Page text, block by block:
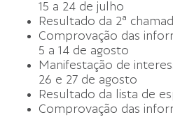
15 a 24 de julho
Resultado da 2ª
Comprovação das
5 a 14 de agosto
Manifestação de
26 e 27 de agosto
Resultado da lista de
Comprovação das